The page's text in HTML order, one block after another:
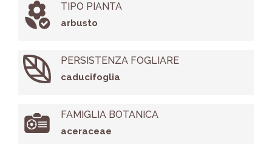
TIPO PIANTA
arbusto
PERSISTENZA FOGLIARE
caducifoglia
FAMIGLIA BOTANICA
aceraceae